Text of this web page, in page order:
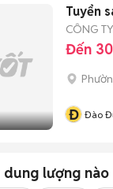
Tuyển
CÔNG
Đến
Đ Đào
dung lượng nào